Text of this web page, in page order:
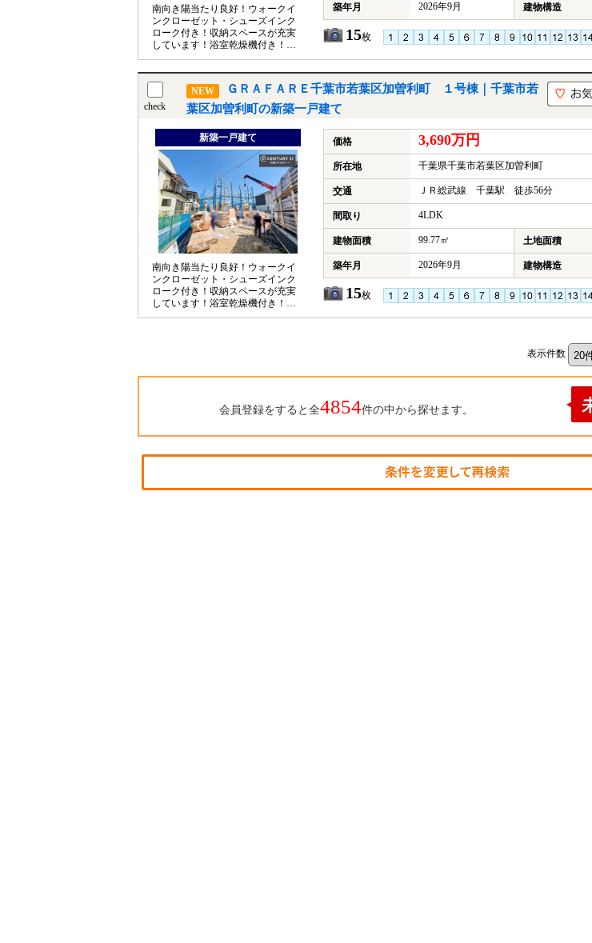
南向き陽当たり良好！ウォークイ
ンクローゼット・シューズインク
ローク付き！収納スペースが充実
しています！浴室乾燥機付き！浄
水器付きのキッチン！設備が充
築年月 2026年9月 建物構造
15枚
check
NEW
ＧＲＡＦＡＲＥ千葉市若葉区加曽利町 １号棟｜千葉市若
葉区加曽利町の新築一戸建て
新築一戸建て
南向き陽当たり良好！ウォークイ
ンクローゼット・シューズインク
ローク付き！収納スペースが充実
しています！浴室乾燥機付き！浄
水器付きのキッチン！設備が充
価格 3,690万円
所在地 千葉県千葉市若葉区加曽利町
交通 ＪＲ総武線 千葉駅 徒歩56分
間取り 4LDK
建物面積 99.77㎡ 土地面積
築年月 2026年9月 建物構造
15枚
表示件数
会員登録をすると全4854件の中から探せます。